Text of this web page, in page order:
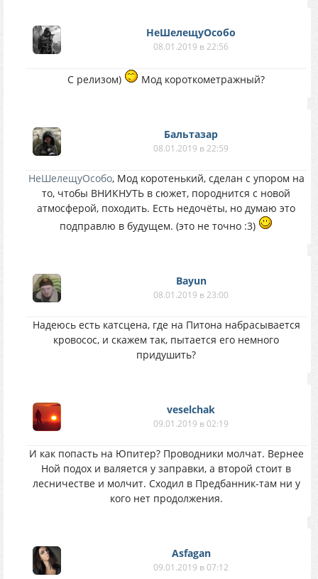
НеШелещуОсобо
08.01.2019 в 22:56
С релизом) Мод короткометражный?
Бальтазар
08.01.2019 в 22:59
НеШелещуОсобо, Мод коротенький, сделан с упором на
то, чтобы ВНИКНУТЬ в сюжет, породнится с новой
атмосферой, походить. Есть недочёты, но думаю это
подправлю в будущем. (это не точно :3)
Bayun
08.01.2019 в 23:00
Надеюсь есть катсцена, где на Питона набрасывается
кровосос, и скажем так, пытается его немного
придушить?
veselchak
09.01.2019 в 02:19
И как попасть на Юпитер? Проводники молчат. Вернее
Ной подох и валяется у заправки, а второй стоит в
лесничестве и молчит. Сходил в Предбанник-там ни у
кого нет продолжения.
Asfagan
09.01.2019 в 07:12